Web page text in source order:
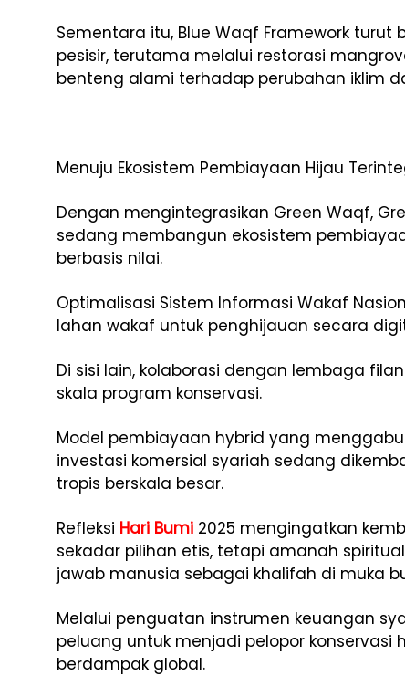
Sementara itu, Blue Waqf Framework
pesisir, terutama melalui restorasi
benteng alami terhadap perubahan iklim
Menuju Ekosistem Pembiayaan Hijau
Dengan mengintegrasikan Green Waqf,
sedang membangun ekosistem
berbasis nilai.
Optimalisasi Sistem Informasi Wakaf
lahan wakaf untuk penghijauan secara
Di sisi lain, kolaborasi dengan lembaga
skala program konservasi.
Model pembiayaan hybrid yang
investasi komersial syariah sedang
tropis berskala besar.
Refleksi Hari Bumi 2025 mengingatkan
sekadar pilihan etis, tetapi amanah
jawab manusia sebagai khalifah di muka
Melalui penguatan instrumen keuangan
peluang untuk menjadi pelopor konservasi
berdampak global.